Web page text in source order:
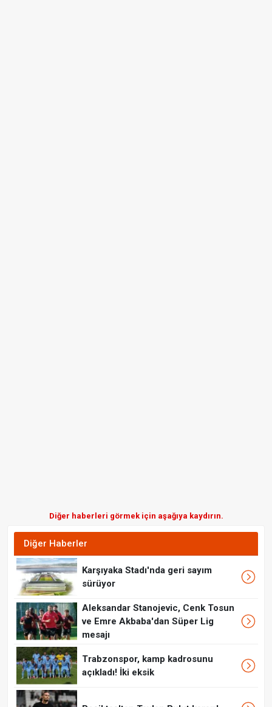
Diğer haberleri görmek için aşağıya kaydırın.
Diğer Haberler
Karşıyaka Stadı'nda geri sayım
sürüyor
Aleksandar Stanojevic, Cenk Tosun
ve Emre Akbaba'dan Süper Lig
mesajı
Trabzonspor, kamp kadrosunu
açıkladı! İki eksik